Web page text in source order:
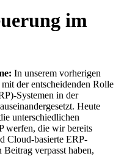
im
In unserem vorherigen
der entscheidenden Rolle
Systemen in der
Heute
unterschiedlichen
werfen, die wir bereits
Cloud-basierte ERP-
Beitrag verpasst haben,